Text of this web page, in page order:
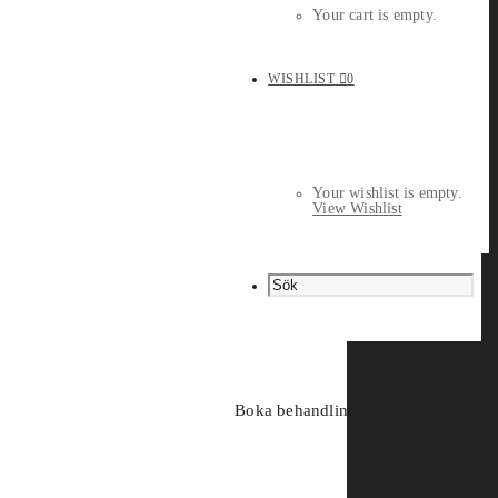
Your cart is empty.
WISHLIST 0
Your wishlist is empty.
View Wishlist
Boka behandling